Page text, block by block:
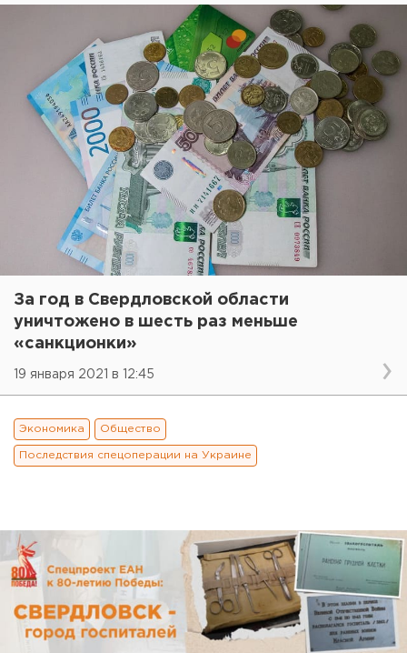
За год в Свердловской области
уничтожено в шесть раз меньше
«санкционки»
19 января 2021 в 12:45
Экономика Общество
Последствия спецоперации на Украине